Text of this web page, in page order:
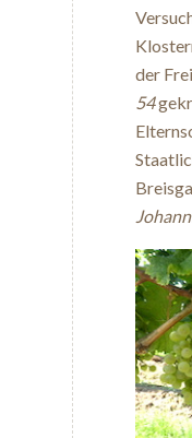
der
54